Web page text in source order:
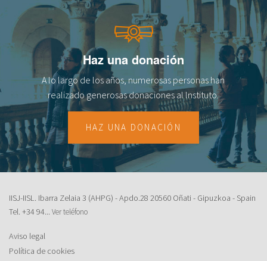
Haz una donación
A lo largo de los años, numerosas personas han
realizado generosas donaciones al lnstituto.
HAZ UNA DONACIÓN
IISJ-IISL. Ibarra Zelaia 3 (AHPG) - Apdo.28 20560 Oñati - Gipuzkoa - Spain
Tel. +34 94... Ver teléfono
Aviso legal
Política de cookies